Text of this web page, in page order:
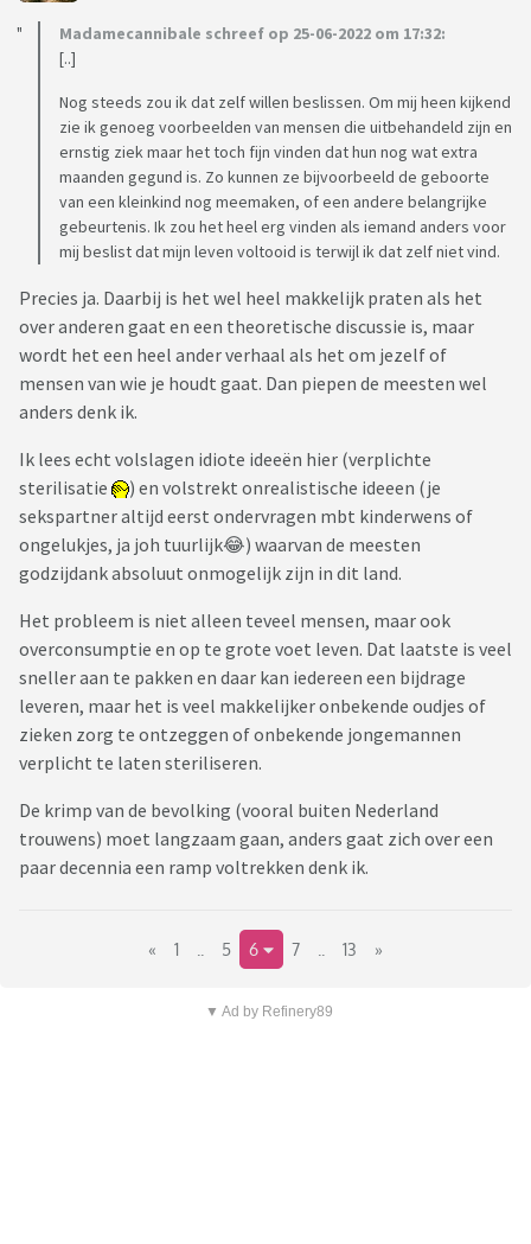
Madamecannibale schreef op 25-06-2022 om 17:32:
[..]
Nog steeds zou ik dat zelf willen beslissen. Om mij heen kijkend
zie ik genoeg voorbeelden van mensen die uitbehandeld zijn en
ernstig ziek maar het toch fijn vinden dat hun nog wat extra
maanden gegund is. Zo kunnen ze bijvoorbeeld de geboorte
van een kleinkind nog meemaken, of een andere belangrijke
gebeurtenis. Ik zou het heel erg vinden als iemand anders voor
mij beslist dat mijn leven voltooid is terwijl ik dat zelf niet vind.
Precies ja. Daarbij is het wel heel makkelijk praten als het
over anderen gaat en een theoretische discussie is, maar
wordt het een heel ander verhaal als het om jezelf of
mensen van wie je houdt gaat. Dan piepen de meesten wel
anders denk ik.
Ik lees echt volslagen idiote ideeën hier (verplichte
sterilisatie
) en volstrekt onrealistische ideeen (je
sekspartner altijd eerst ondervragen mbt kinderwens of
ongelukjes, ja joh tuurlijk😂) waarvan de meesten
godzijdank absoluut onmogelijk zijn in dit land.
Het probleem is niet alleen teveel mensen, maar ook
overconsumptie en op te grote voet leven. Dat laatste is veel
sneller aan te pakken en daar kan iedereen een bijdrage
leveren, maar het is veel makkelijker onbekende oudjes of
zieken zorg te ontzeggen of onbekende jongemannen
verplicht te laten steriliseren.
De krimp van de bevolking (vooral buiten Nederland
trouwens) moet langzaam gaan, anders gaat zich over een
paar decennia een ramp voltrekken denk ik.
« 1 5 6 7 13 »
▼ Ad by Refinery89